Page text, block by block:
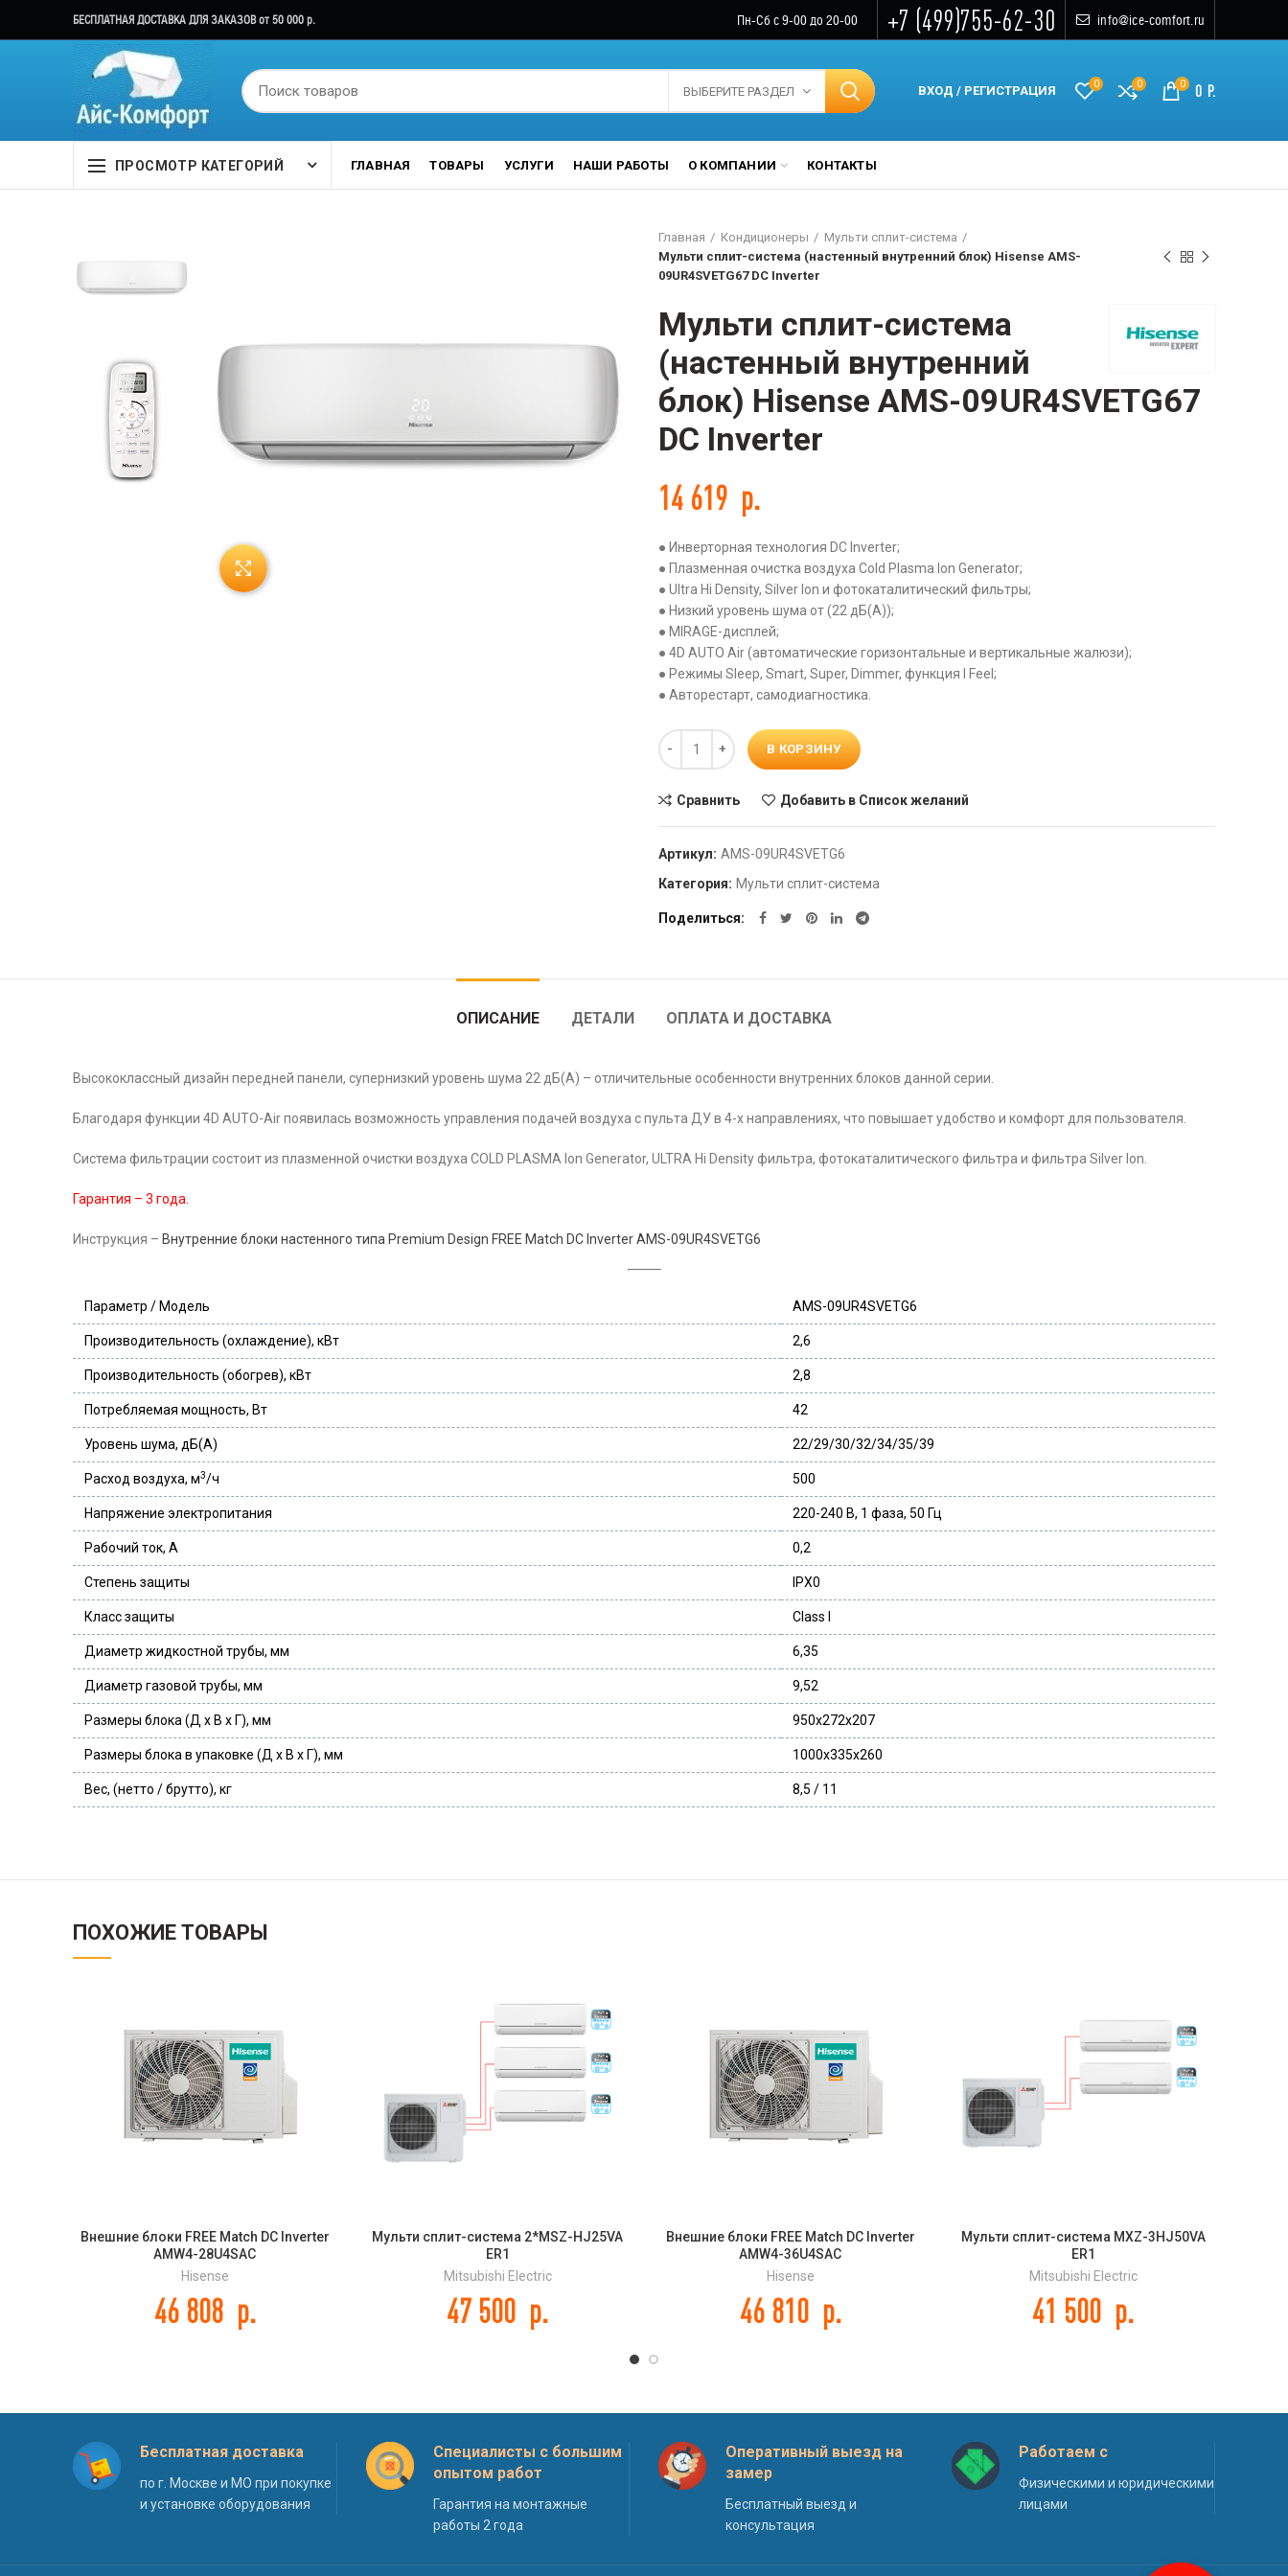
БЕСПЛАТНАЯ ДОСТАВКА ДЛЯ ЗАКАЗОВ от 50 000 р. Пн-Сб с 9-00 до 20-00 +7 (499)755-62-30 info@ice-comfort.ru
ВЫБЕРИТЕ РАЗДЕЛ ВХОД / РЕГИСТРАЦИЯ 0 0 0 0 Р.
ПРОСМОТР КАТЕГОРИЙ ГЛАВНАЯ ТОВАРЫ УСЛУГИ НАШИ РАБОТЫ О КОМПАНИИ КОНТАКТЫ
Нажмите, чтобы увеличить
Главная Кондиционеры
Мульти сплит-система
Мульти сплит-система (настенный внутренний блок) Hisense AMS-
09UR4SVETG67 DC Inverter
Мульти сплит-система
(настенный внутренний
блок) Hisense AMS-09UR4SVETG67
DC Inverter
14 619 р.
● Инверторная технология DC Inverter;
● Плазменная очистка воздуха Cold Plasma Ion Generator;
● Ultra Hi Density, Silver Ion и фотокаталитический фильтры;
● Низкий уровень шума от (22 дБ(А));
● MIRAGE-дисплей;
● 4D AUTO Air (автоматические горизонтальные и вертикальные жалюзи);
● Режимы Sleep, Smart, Super, Dimmer, функция I Feel;
● Авторестарт, самодиагностика.
Количество
В КОРЗИНУ
Сравнить Добавить в Список желаний
Артикул: AMS-09UR4SVETG6
Категория: Мульти сплит-система
Поделиться
ОПИСАНИЕ ДЕТАЛИ ОПЛАТА И ДОСТАВКА
Высококлассный дизайн передней панели, супернизкий уровень шума 22 дБ(А) – отличительные особенности внутренних блоков данной серии.
Благодаря функции 4D AUTO-Air появилась возможность управления подачей воздуха с пульта ДУ в 4-х направлениях, что повышает удобство и комфорт для пользователя.
Система фильтрации состоит из плазменной очистки воздуха COLD PLASMA Ion Generator, ULTRA Hi Density фильтра, фотокаталитического фильтра и фильтра Silver Ion.
Гарантия – 3 года.
Инструкция – Внутренние блоки настенного типа Premium Design FREE Match DC Inverter AMS-09UR4SVETG6
Параметр / Модель AMS-09UR4SVETG6
Производительность (охлаждение), кВт 2,6
Производительность (обогрев), кВт 2,8
Потребляемая мощность, Вт 42
Уровень шума, дБ(А) 22/29/30/32/34/35/39
Расход воздуха, м3/ч 500
Напряжение электропитания 220-240 В, 1 фаза, 50 Гц
Рабочий ток, А 0,2
Степень защиты IPX0
Класс защиты Class I
Диаметр жидкостной трубы, мм 6,35
Диаметр газовой трубы, мм 9,52
Размеры блока (Д x В x Г), мм 950x272x207
Размеры блока в упаковке (Д x В x Г), мм 1000x335x260
Вес, (нетто / брутто), кг 8,5 / 11
ПОХОЖИЕ ТОВАРЫ
Внешние блоки FREE Match DC Inverter
AMW4-28U4SAC
Hisense
46 808 р.
Мульти сплит-система 2*MSZ-HJ25VA
ER1
Mitsubishi Electric
47 500 р.
Внешние блоки FREE Match DC Inverter
AMW4-36U4SAC
Hisense
46 810 р.
Мульти сплит-система MXZ-3HJ50VA
ER1
Mitsubishi Electric
41 500 р.
Бесплатная доставка
по г. Москве и МО при покупке
и установке оборудования
Специалисты с большим
опытом работ
Гарантия на монтажные
работы 2 года
Оперативный выезд на
замер
Бесплатный выезд и
консультация
Работаем с
Физическими и юридическими
лицами